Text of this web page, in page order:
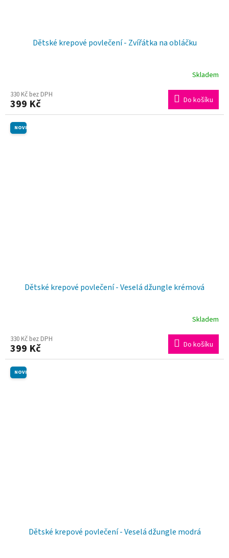
Dětské krepové povlečení - Zvířátka na obláčku
Skladem
330 Kč bez DPH
399 Kč Do košíku
NOVINKA
Dětské krepové povlečení - Veselá džungle krémová
hodnocení
produktu
je
Skladem
330 Kč bez DPH
399 Kč Do košíku
NOVINKA
Dětské krepové povlečení - Veselá džungle modrá